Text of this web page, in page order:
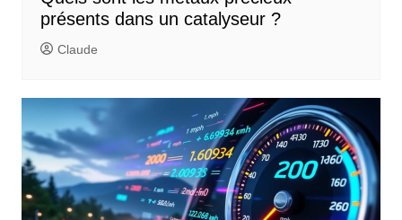
présents dans un catalyseur ?
Claude